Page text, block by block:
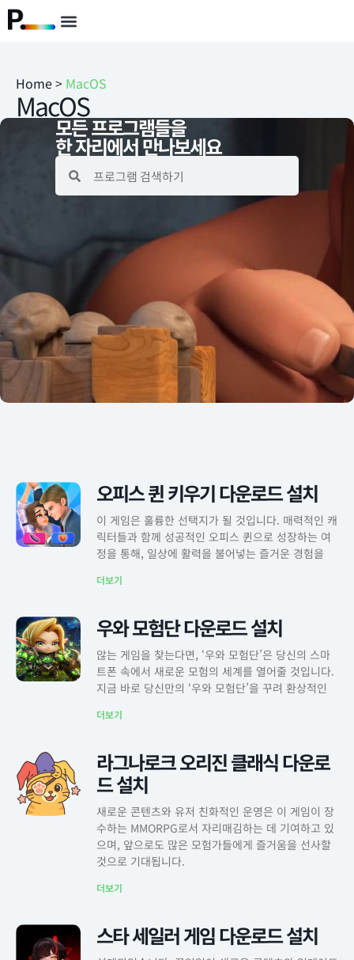
Home> MacOS
MacOS
모든 프로그램들을
한 자리에서 만나보세요
오피스 퀸 키우기 다운로드 설치
이 게임은 훌륭한 선택지가 될 것입니다. 매력적인 캐
릭터들과 함께 성공적인 오피스 퀸으로 성장하는 여
정을 통해, 일상에 활력을 불어넣는 즐거운 경험을
더보기
우와 모험단 다운로드 설치
않는 게임을 찾는다면, ‘우와 모험단’은 당신의 스마
트폰 속에서 새로운 모험의 세계를 열어줄 것입니다.
지금 바로 당신만의 ‘우와 모험단’을 꾸려 환상적인
더보기
라그나로크 오리진 클래식 다운로
드 설치
새로운 콘텐츠와 유저 친화적인 운영은 이 게임이 장
수하는 MMORPG로서 자리매김하는 데 기여하고 있
으며, 앞으로도 많은 모험가들에게 즐거움을 선사할
것으로 기대됩니다.
더보기
스타 세일러 게임 다운로드 설치